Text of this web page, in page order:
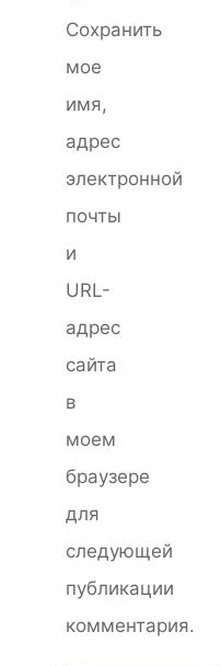
Сохранить
мое
имя,
адрес
электронной
почты
и
URL-
адрес
сайта
в
моем
браузере
для
следующей
публикации
комментария.